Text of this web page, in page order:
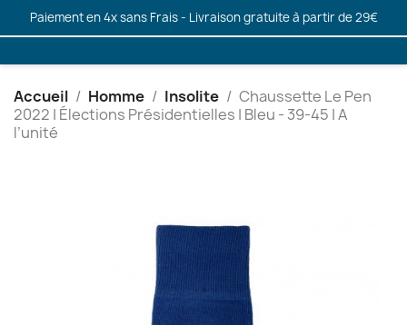
Paiement en 4x sans Frais - Livraison gratuite à partir de 29€
Accueil Homme Insolite
Chaussette Le Pen
2022 | Élections Présidentielles | Bleu - 39-45 | A
l’unité